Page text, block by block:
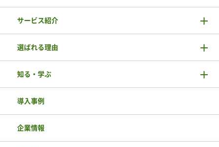
サービス紹介
選ばれる理由
知る・学ぶ
導入事例
企業情報